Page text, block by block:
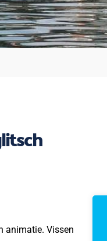
animatie. Vissen